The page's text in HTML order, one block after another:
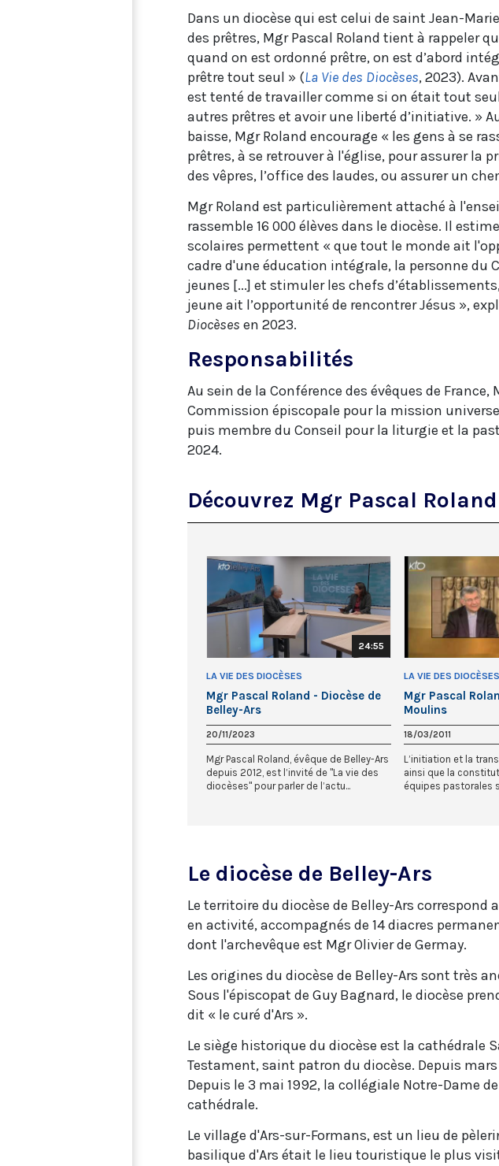
Dans un diocèse qui est celui de saint Jean-
des prêtres, Mgr Pascal Roland tient à rappeler
quand on est ordonné prêtre, on est d’abord
prêtre tout seul » (La Vie des Diocèses, 2023).
est tenté de travailler comme si on était tout
autres prêtres et avoir une liberté d’initiative. »
baisse, Mgr Roland encourage « les gens à se
prêtres, à se retrouver à l'église, pour assurer la
des vêpres, l’office des laudes, ou assurer un
Mgr Roland est particulièrement attaché à
rassemble 16 000 élèves dans le diocèse. Il
scolaires permettent « que tout le monde ait
cadre d'une éducation intégrale, la personne du
jeunes [...] et stimuler les chefs
jeune ait l’opportunité de rencontrer Jésus »,
Diocèses en 2023.
Responsabilités
Au sein de la Conférence des évêques de
Commission épiscopale pour la mission
puis membre du Conseil pour la liturgie et la
2024.
Découvrez Mgr Pascal Roland
24:55
LA VIE DES DIOCÈSES
Mgr Pascal Roland - Diocèse de
Belley-Ars
20/11/2023
Mgr Pascal Roland, évêque de Belley-Ars
depuis 2012, est l’invité de "La vie des
diocèses" pour parler de l’actu...
LA VIE DES DIOCÈSES
Mgr Pascal
Moulins
18/03/2011
L’initiation et la
ainsi que la
équipes pastorales
Le diocèse de Belley-Ars
Le territoire du diocèse de Belley-Ars
en activité, accompagnés de 14 diacres
dont l'archevêque est Mgr Olivier de Germay.
Les origines du diocèse de Belley-Ars sont très
Sous l'épiscopat de Guy Bagnard, le diocèse
dit « le curé d'Ars ».
Le siège historique du diocèse est la cathédrale
Testament, saint patron du diocèse. Depuis
Depuis le 3 mai 1992, la collégiale Notre-Dame
cathédrale.
Le village d'Ars-sur-Formans, est un lieu de
basilique d'Ars était le lieu touristique le plus